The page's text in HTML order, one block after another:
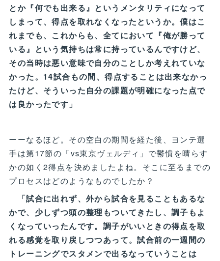
とか『何でも出来る』というメンタリティになって
しまって、得点を取れなくなったというか。僕はこ
れまでも、これからも、全てにおいて『俺が勝って
いる』という気持ちは常に持っているんですけど、
その当時は悪い意味で自分のことしか考えれていな
かった。14試合もの間、得点することは出来なかっ
たけど、そういった自分の課題が明確になった点で
は良かったです」
ーーなるほど。その空白の期間を経た後、ヨンテ選
手は第17節の「vs東京ヴェルディ」で鬱憤を晴らす
かの如く2得点を決めましたよね。そこに至るまでの
プロセスはどのようなものでしたか？
「試合に出れず、外から試合を見ることもあるな
かで、少しずつ頭の整理もついてきたし、調子もよ
くなっていったんです。調子がいいときの得点を取
れる感覚を取り戻しつつあって。試合前の一週間の
トレーニングでスタメンで出るなっていうことは